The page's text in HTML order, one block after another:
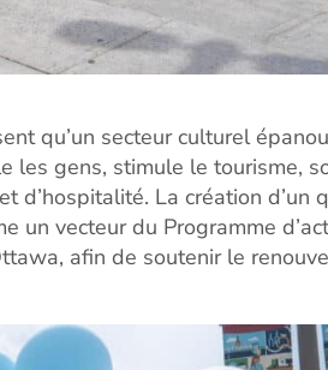
qu’un secteur culturel
les gens, stimule le tourisme,
d’hospitalité. La création d’un
un vecteur du Programme
afin de soutenir le